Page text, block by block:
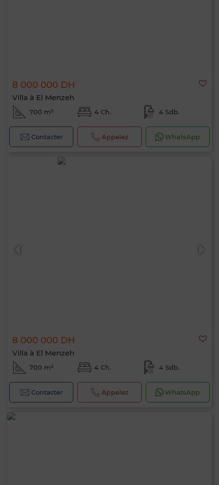
8 000 000 DH
Villa à El Menzeh
700 m² 4 Ch. 4 Sdb.
Contacter Appelez WhatsApp
8 000 000 DH
Villa à El Menzeh
700 m² 4 Ch. 4 Sdb.
Contacter Appelez WhatsApp